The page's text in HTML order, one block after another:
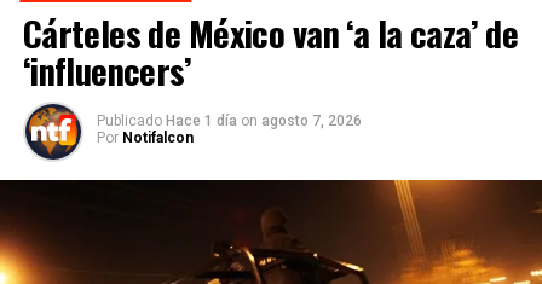
Cárteles de México van ‘a la caza’ de
‘influencers’
Publicado Hace 1 día on agosto 7, 2026
Por Notifalcon